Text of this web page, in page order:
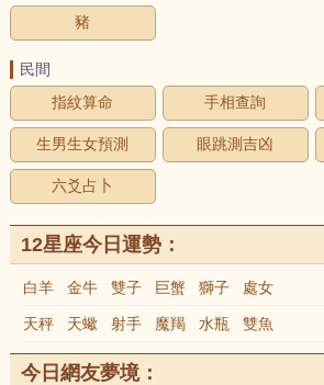
豬
民間
指紋算命
手相查詢
生男生女預測 眼跳測吉凶
六爻占卜
12星座今日運勢：
白羊 金牛 雙子 巨蟹 獅子 處女
天秤 天蠍 射手 魔羯 水瓶 雙魚
今日網友夢境：